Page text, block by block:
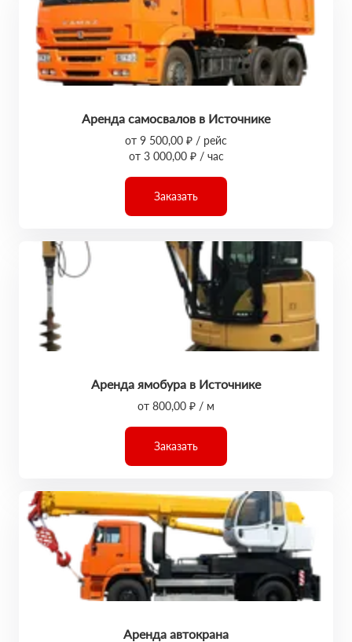
Аренда самосвалов в Источнике
от 9 500,00 ₽ / рейс
от 3 000,00 ₽ / час
Заказать
Аренда ямобура в Источнике
от 800,00 ₽ / м
Заказать
Аренда автокрана